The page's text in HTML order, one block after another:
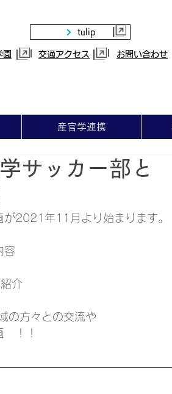
tulip
園 交通アクセス お問い合わせ
産官学連携
サッカー部と
2021年11月より始まります。
容
介
の方々との交流や
！！